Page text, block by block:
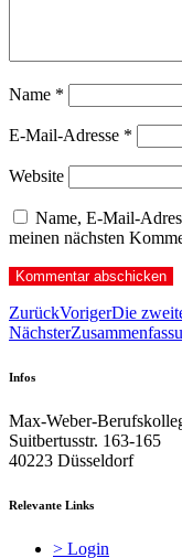
Name *
E-Mail-Adresse *
Website
Name, E-Mail-
meinen nächsten
ZurückVorigerDie
Nächster
Infos
Max-Weber-
Suitbertusstr. 163-165
40223 Düsseldorf
Relevante Links
> Login